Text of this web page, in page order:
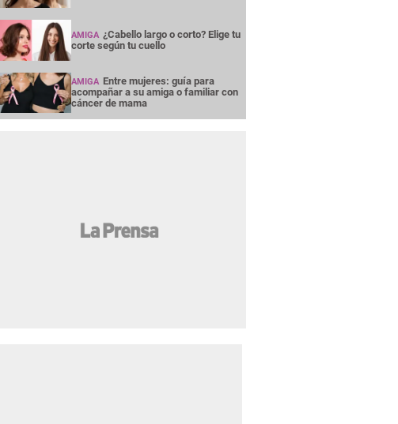
AMIGA ¿Cabello largo o corto? Elige tu
corte según tu cuello
AMIGA Entre mujeres: guía para
acompañar a su amiga o familiar con
cáncer de mama